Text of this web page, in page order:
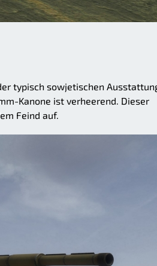
typisch sowjetischen
Kanone ist verheerend. Dieser
Feind auf.